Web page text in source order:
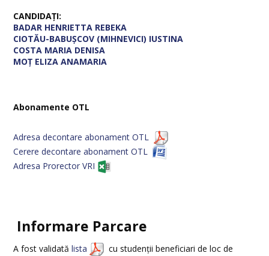
CANDIDAȚI:
BADAR HENRIETTA REBEKA
CIOTĂU-BABUȘCOV (MIHNEVICI) IUSTINA
COSTA MARIA DENISA
MOȚ ELIZA ANAMARIA
Abonamente OTL
Adresa decontare abonament OTL
Cerere decontare abonament OTL
Adresa Prorector VRI
Informare Parcare
A fost validată lista
cu studenții beneficiari de loc de